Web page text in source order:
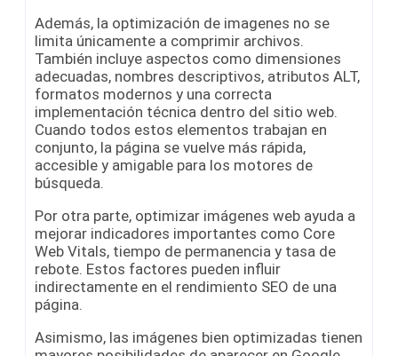
Además, la optimización de imagenes no se
limita únicamente a comprimir archivos.
También incluye aspectos como dimensiones
adecuadas, nombres descriptivos, atributos ALT,
formatos modernos y una correcta
implementación técnica dentro del sitio web.
Cuando todos estos elementos trabajan en
conjunto, la página se vuelve más rápida,
accesible y amigable para los motores de
búsqueda.
Por otra parte, optimizar imágenes web ayuda a
mejorar indicadores importantes como Core
Web Vitals, tiempo de permanencia y tasa de
rebote. Estos factores pueden influir
indirectamente en el rendimiento SEO de una
página.
Asimismo, las imágenes bien optimizadas tienen